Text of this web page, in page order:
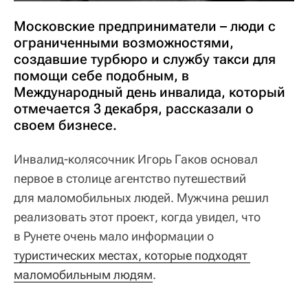
Московские предприниматели – люди с
ограниченными возможностями,
создавшие турбюро и службу такси для
помощи себе подобным, в
Международный день инвалида, который
отмечается 3 декабря, рассказали о
своем бизнесе.
Инвалид-колясочник Игорь Гаков основал
первое в столице агентство путешествий
для маломобильных людей. Мужчина решил
реализовать этот проект, когда увидел, что
в Рунете очень мало информации о
туристических местах, которые подходят
маломобильным людям.